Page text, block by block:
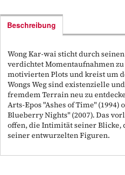
Beschreibung
Wong Kar-wai sticht durch
verdichtet Momentaufnahmen
motivierten Plots und kreist um
Wongs Weg sind existenzielle
fremdem Terrain neu zu
Arts-Epos "Ashes of Time"
Blueberry Nights" (2007). Das
offen, die Intimität seiner Blicke,
seiner entwurzelten Figuren.